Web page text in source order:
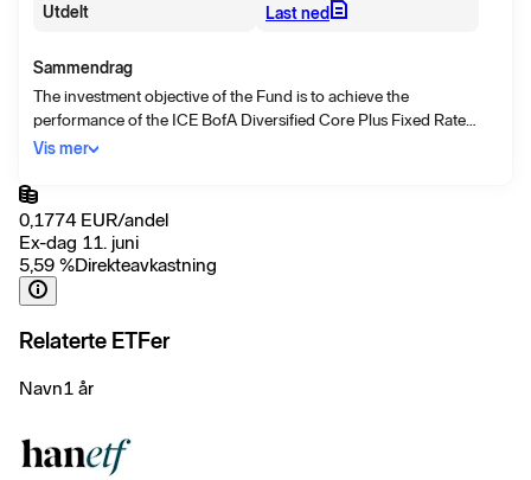
Utdelt
Last ned
Sammendrag
The investment objective of the Fund is to achieve the
performance of the ICE BofA Diversified Core Plus Fixed Rate
Preferred Securities Net Total Return Index (the "Reference
Vis mer
0,1774 EUR/andel
Ex-dag 11. juni
5,59 %Direkteavkastning
Relaterte ETFer
Navn1 år